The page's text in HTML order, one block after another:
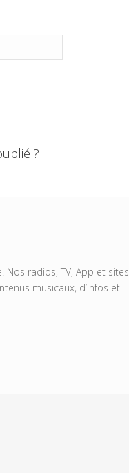
?
radios, TV, App et sites
musicaux, d’infos et